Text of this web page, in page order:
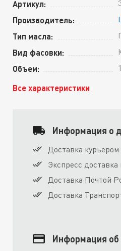
Артикул:
Производитель:
Тип масла:
Вид фасовки:
Объем: 1
Все характеристики
Информация о
Доставка курьером
Экспресс
Доставка Почтой
Доставка
Информация об